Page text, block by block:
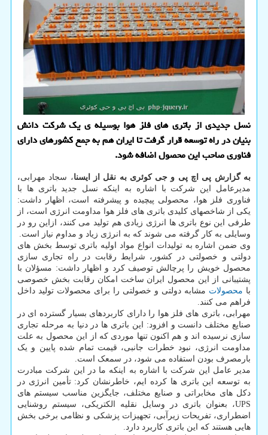
نسل جدیدی از باتری های فلز هوا بوسیله ی یک شرکت دانش
بنیان در راه توسعه قرار گرفت تا ایران هم به جمع کشورهای دارای
فناوری صاحب این محصول اضافه شود.
به گزارش پی اچ پی و جی کوئری به نقل از ایسنا، سجاد مهرابی،
مدیرعامل این شرکت با اشاره به اینکه نسل جدید باتری ها با
فناوری فلز هوا، محصولی پیچیده و پیشرفته است، اظهار داشت:
یکی از شاخصهای کلیدی باتری های فلز هوا مداومت انرژی است، از
طرفی این نوع باتری ها انرژی زیادی هم تولید می کنند، ازاین رو در
وسایلی به کار گرفته می شوند که به انرژی زیاد و مداوم نیاز است.
وی ضمن اشاره به تولیدات انواع مواد اولیه باتری توسط بخش های
دولتی و خصولتی در کشور، شرایط رقابت در راه تجاری سازی
محصول خویش را پرچالش توصیف کرد و اظهار داشت: مسؤلان با
پشتیبانی از این محصول ایران ساخت امکان رقابت بخش خصوصی
با محصولات مشابه دولتی و خصولتی را برای محصولات تولید داخل
فراهم می کنند.
مهرابی، باتری های فلز هوا را دارای کاربردهای بسیار گسترده ای در
صنایع مختلف دانست و افزود: این باتری ها در دنیا به مرحله تجاری
سازی نرسیده اند و هم اکنون تنها موردی که از این محصول به علت
مداومت انرژی، نبود خطرات جانبی، قیمت تمام شده پایین و یک
بارمصرف بودن استفاده می شود، در سمعک است.
مدیر عامل این شرکت با اشاره به اینکه ما در این شرکت مبادرت
به توسعه این باتری ها کرده ایم، خاطرنشان کرد: تأمین انرژی در
دکل های مخابراتی و صنایع مختلف، جایگزین مناسب سیستم های
UPS، بعنوان باتری در وسایل نقلیه الکتریکی، سیستم روشنایی
اضطراری، تفریحات زیرآبی، تجهیزات پزشکی و نظامی برخی بخش
هایی هستند که این باتری کاربرد دارد.